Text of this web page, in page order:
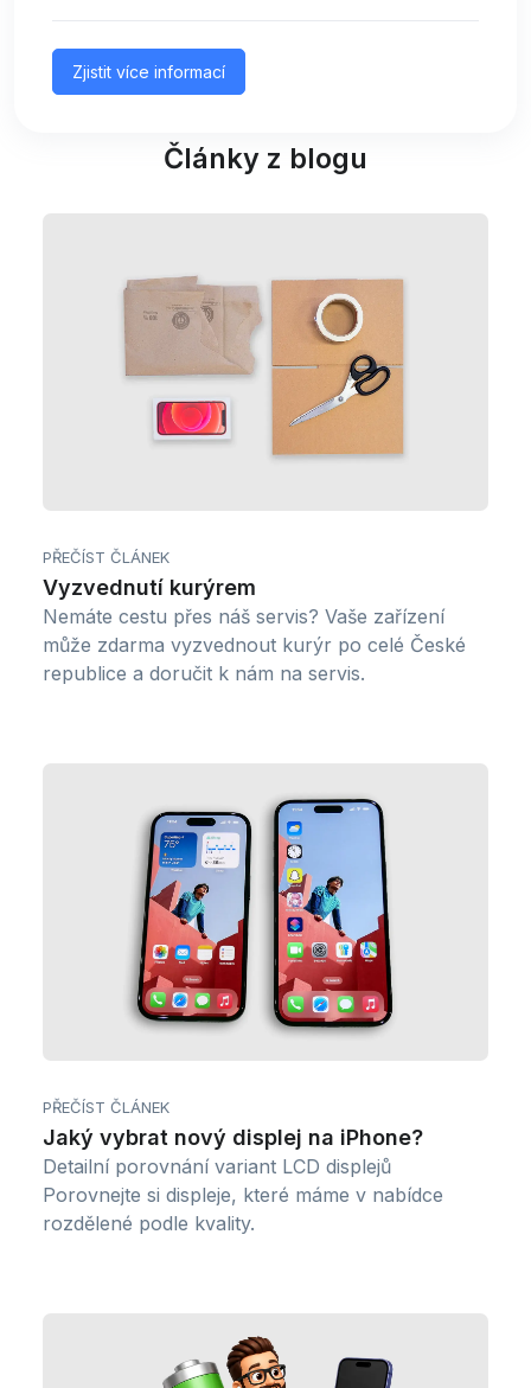
Zjistit více informací
Články z blogu
PŘEČÍST ČLÁNEK
Vyzvednutí kurýrem
Nemáte cestu přes náš servis? Vaše zařízení
může zdarma vyzvednout kurýr po celé České
republice a doručit k nám na servis.
PŘEČÍST ČLÁNEK
Jaký vybrat nový displej na iPhone?
Detailní porovnání variant LCD displejů
Porovnejte si displeje, které máme v nabídce
rozdělené podle kvality.